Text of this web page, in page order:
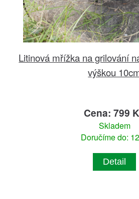
Litinová mřížka na grilování
výškou
Cena: 799
Skladem
Doručíme do:
Detail